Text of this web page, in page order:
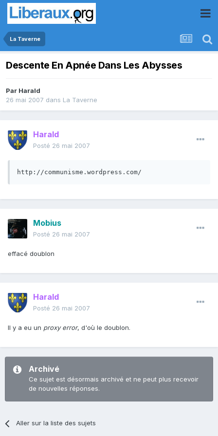
La Taverne
Descente En Apnée Dans Les Abysses
Par Harald
26 mai 2007 dans La Taverne
Harald
Posté 26 mai 2007
http://communisme.wordpress.com/
Mobius
Posté 26 mai 2007
effacé doublon
Harald
Posté 26 mai 2007
Il y a eu un proxy error, d'où le doublon.
Archivé
Ce sujet est désormais archivé et ne peut plus recevoir
de nouvelles réponses.
Aller sur la liste des sujets